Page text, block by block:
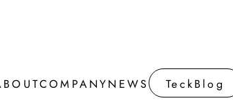
COMPANYNEWS
TeckBlog